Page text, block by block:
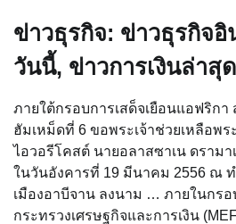
ข่าวธุรกิจ: ข่าวธุรกิจอิ
วันนี้, ข่าวการเงินล่าสุ
ภายใต้กรอบการเสด็จเยือนแอฟริกา
ฮัมเหม็ดที่ 6 ขอพระเจ้าช่วยเหลือพ
ไอวอรีโคสต์ นายอลาสซาเน ดรามา
ในวันอังคารที่ 19 มีนาคม 2556 ณ
เมืองอาบีจาน ลงนาม … ภายในกร
กระทรวงเศรษฐกิจและการเงิน